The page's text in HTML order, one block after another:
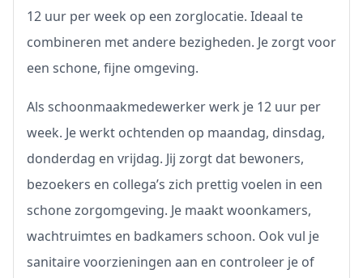
12 uur per week op een zorglocatie. Ideaal te
combineren met andere bezigheden. Je zorgt voor
een schone, fijne omgeving.
Als schoonmaakmedewerker werk je 12 uur per
week. Je werkt ochtenden op maandag, dinsdag,
donderdag en vrijdag. Jij zorgt dat bewoners,
bezoekers en collega’s zich prettig voelen in een
schone zorgomgeving. Je maakt woonkamers,
wachtruimtes en badkamers schoon. Ook vul je
sanitaire voorzieningen aan en controleer je of